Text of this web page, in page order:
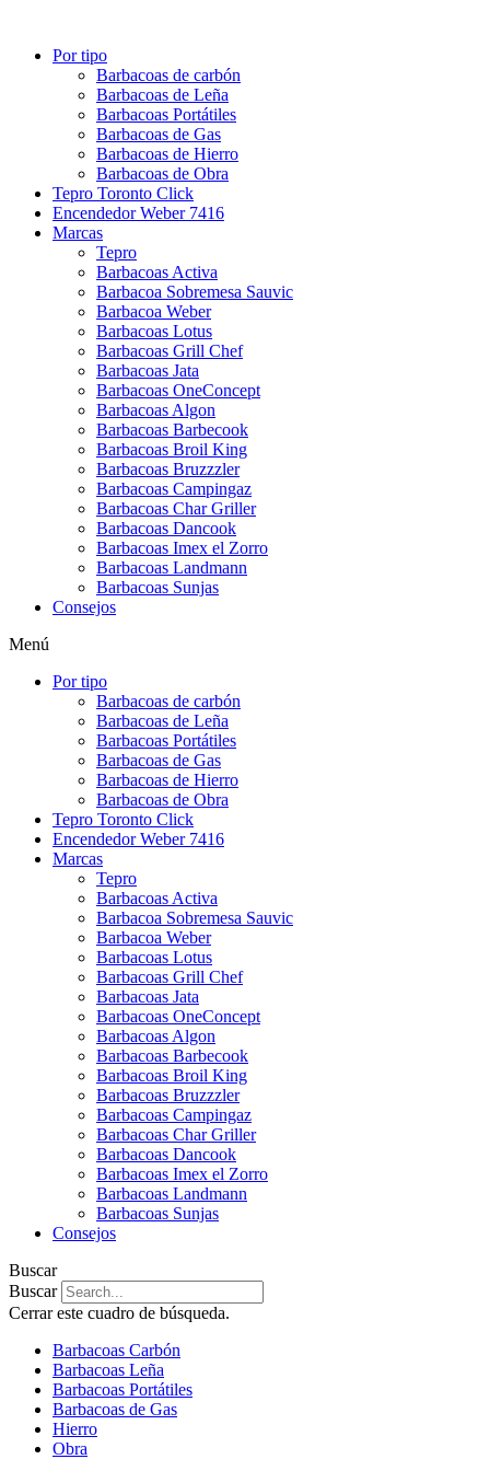
Por tipo
Barbacoas de carbón
Barbacoas de Leña
Barbacoas Portátiles
Barbacoas de Gas
Barbacoas de Hierro
Barbacoas de Obra
Tepro Toronto Click
Encendedor Weber 7416
Marcas
Tepro
Barbacoas Activa
Barbacoa Sobremesa Sauvic
Barbacoa Weber
Barbacoas Lotus
Barbacoas Grill Chef
Barbacoas Jata
Barbacoas OneConcept
Barbacoas Algon
Barbacoas Barbecook
Barbacoas Broil King
Barbacoas Bruzzzler
Barbacoas Campingaz
Barbacoas Char Griller
Barbacoas Dancook
Barbacoas Imex el Zorro
Barbacoas Landmann
Barbacoas Sunjas
Consejos
Menú
Por tipo
Barbacoas de carbón
Barbacoas de Leña
Barbacoas Portátiles
Barbacoas de Gas
Barbacoas de Hierro
Barbacoas de Obra
Tepro Toronto Click
Encendedor Weber 7416
Marcas
Tepro
Barbacoas Activa
Barbacoa Sobremesa Sauvic
Barbacoa Weber
Barbacoas Lotus
Barbacoas Grill Chef
Barbacoas Jata
Barbacoas OneConcept
Barbacoas Algon
Barbacoas Barbecook
Barbacoas Broil King
Barbacoas Bruzzzler
Barbacoas Campingaz
Barbacoas Char Griller
Barbacoas Dancook
Barbacoas Imex el Zorro
Barbacoas Landmann
Barbacoas Sunjas
Consejos
Buscar
Buscar
Cerrar este cuadro de búsqueda.
Barbacoas Carbón
Barbacoas Leña
Barbacoas Portátiles
Barbacoas de Gas
Hierro
Obra